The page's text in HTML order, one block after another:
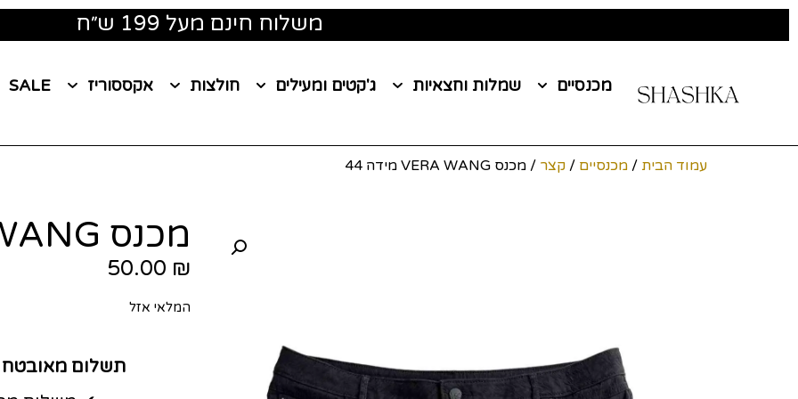
משלוח חינם מעל 199 ש״ח
מכנסיים שמלות וחצאיות ג'קטים ומעילים חולצות אקססוריז SALE
עמוד הבית / מכנסיים / קצר / מכנס VERA WANG מידה 44
מכנס VERA WANG מידה 44
50.00 ₪
המלאי אזל
תשלום מאובטח